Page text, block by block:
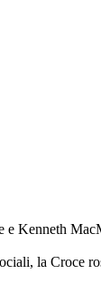
Kenneth
la Croce